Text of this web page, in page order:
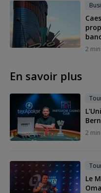
2
En savoir plus
2
Le